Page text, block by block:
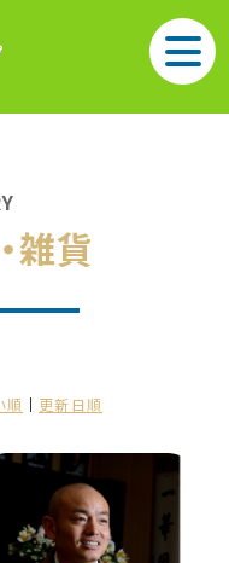
雑貨
順 更新日順